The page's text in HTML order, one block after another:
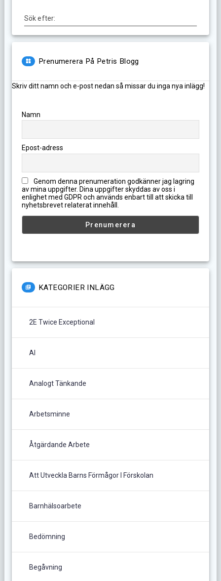
Sök efter:
Prenumerera På Petris Blogg
Skriv ditt namn och e-post nedan så missar du inga nya inlägg!
Namn
Epost-adress
Genom denna prenumeration godkänner jag lagring
av mina uppgifter. Dina uppgifter skyddas av oss i
enlighet med GDPR och används enbart till att skicka till
nyhetsbrevet relaterat innehåll.
KATEGORIER INLÄGG
2E Twice Exceptional
AI
Analogt Tänkande
Arbetsminne
Åtgärdande Arbete
Att Utveckla Barns Förmågor I Förskolan
Barnhälsoarbete
Bedömning
Begåvning